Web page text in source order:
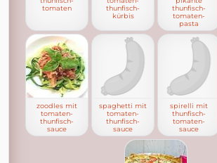
tomaten
thunfisch-
kürbis
thunfisch-
tomaten-
pasta
zoodles mit
tomaten-
thunfisch-
sauce
spaghetti mit
tomaten-
thunfisch-
sauce
spirelli mit
thunfisch-
tomaten-
sauce